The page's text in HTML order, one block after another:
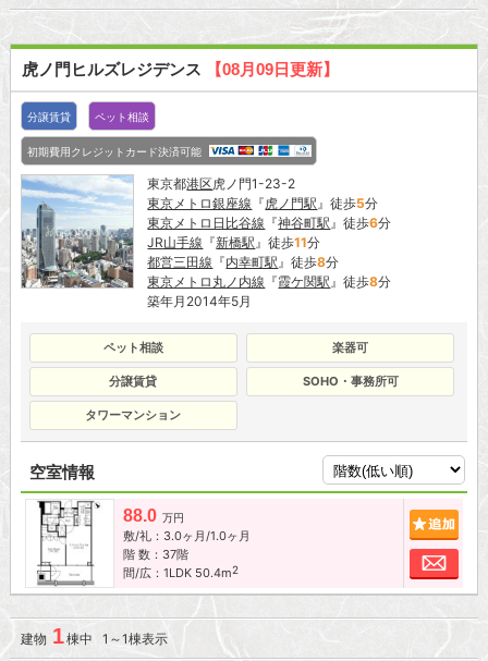
虎ノ門ヒルズレジデンス 【08月09日更新】
分譲賃貸 ペット相談
初期費用クレジットカード決済可能
東京都港区虎ノ門1-23-2
東京メトロ銀座線 『虎ノ門駅』徒歩5分
東京メトロ日比谷線 『神谷町駅』徒歩6分
JR山手線 『新橋駅』徒歩11分
都営三田線 『内幸町駅』徒歩8分
東京メトロ丸ノ内線 『霞ケ関駅』徒歩8分
築年月2014年5月
ペット相談 楽器可
分譲賃貸 SOHO・事務所可
タワーマンション
空室情報
88.0 万円
敷/礼：3.0ヶ月/1.0ヶ月
階 数：37階
間/広：1LDK 50.4m2
お
建物 1棟中 1～1棟表示